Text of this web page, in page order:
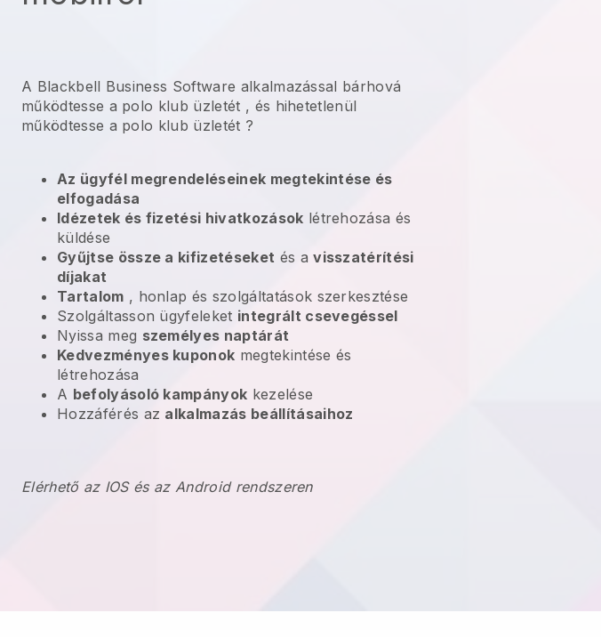
A Blackbell Business Software alkalmazással bárhová
működtesse a polo klub üzletét , és hihetetlenül
működtesse a polo klub üzletét ?
Az ügyfél megrendeléseinek megtekintése és
elfogadása
Idézetek és fizetési hivatkozások létrehozása és
küldése
Gyűjtse össze a kifizetéseket és avisszatérítési
díjakat
Tartalom , honlap és szolgáltatások szerkesztése
Szolgáltasson ügyfeleket integrált csevegéssel
Nyissa meg személyes naptárát
Kedvezményes kuponok megtekintése és
létrehozása
A befolyásoló kampányok kezelése
Hozzáférés az alkalmazás beállításaihoz
Elérhető az IOS és az Android rendszeren